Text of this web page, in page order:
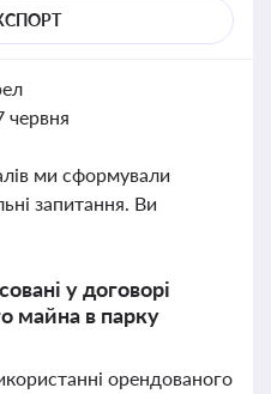
червня
ми сформували
запитання. Ви
у договорі
майна в парку
орендованого